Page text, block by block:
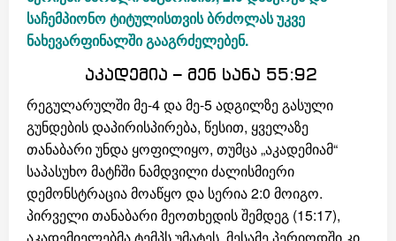
საჩემპიონო ტიტულისთვის ბრძოლას უკვე
ნახევარფინალში გააგრძელებენ.
აკადემია – მენ სანა 55:92
რეგულარულში მე-4 და მე-5 ადგილზე გასული
გუნდების დაპირისპირება, წესით, ყველაზე
თანაბარი უნდა ყოფილიყო, თუმცა „აკადემიამ“
საპასუხო მატჩში ნამდვილი ძალისმიერი
დემონსტრაცია მოაწყო და სერია 2:0 მოიგო.
პირველი თანაბარი მეოთხედის შემდეგ (15:17),